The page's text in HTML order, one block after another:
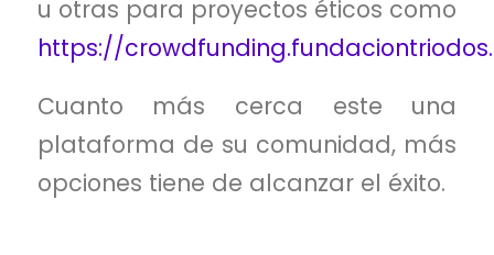
u otras para proyectos éticos como
https://
Cuanto más cerca este una
plataforma de su comunidad, más
opciones tiene de alcanzar el éxito.